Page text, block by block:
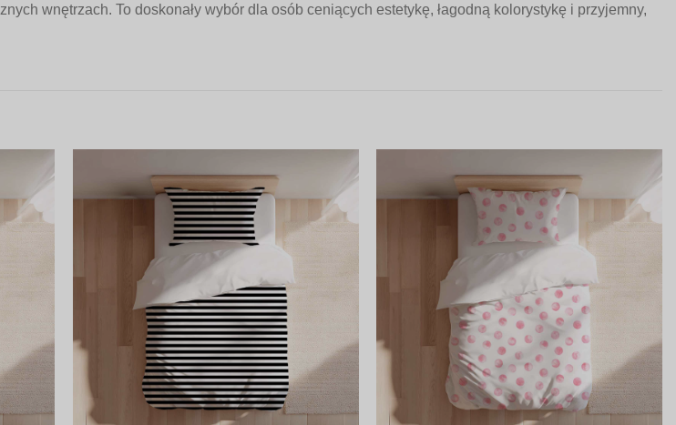
wnętrzach. To doskonały wybór dla osób ceniących estetykę, łagodną kolorystykę i przyjemny,